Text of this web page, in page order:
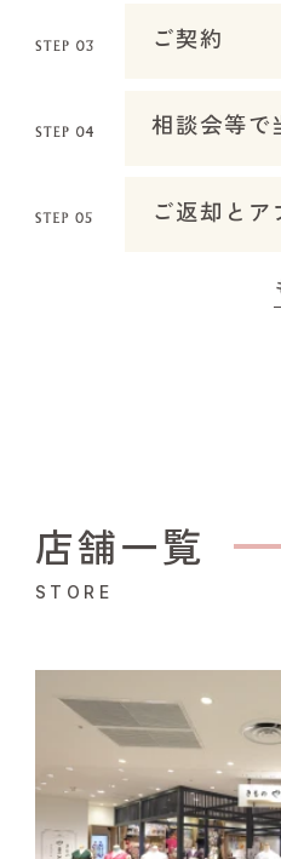
ご契約
相談会等で
ご返却とア
店舗一覧
STORE